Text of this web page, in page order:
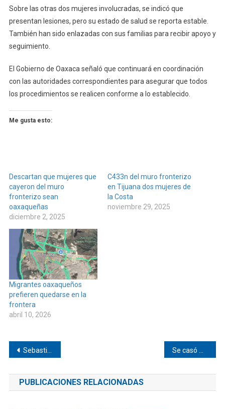
Sobre las otras dos mujeres involucradas, se indicó que
presentan lesiones, pero su estado de salud se reporta estable.
También han sido enlazadas con sus familias para recibir apoyo y
seguimiento.
El Gobierno de Oaxaca señaló que continuará en coordinación
con las autoridades correspondientes para asegurar que todos
los procedimientos se realicen conforme a lo establecido.
Me gusta esto:
Descartan que mujeres que
cayeron del muro
fronterizo sean
oaxaqueñas
diciembre 2, 2025
C433n del muro fronterizo
en Tijuana dos mujeres de
la Costa
noviembre 29, 2025
Migrantes oaxaqueños
prefieren quedarse en la
frontera
abril 10, 2026
Navegación
de
entradas
Sebastián Williams gana el Zicatela Mexican Pro Surf 2025
PUBLICACIONES RELACIONADAS